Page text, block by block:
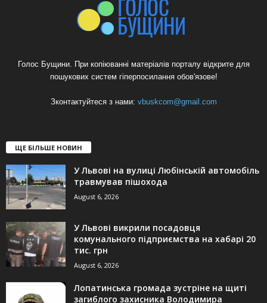
Голос Бущини. При копіюванні матеріалів порталу відкрите для
пошукових систем гіперпосилання обов'язове!
Зконтактуйтеся з нами: vbuskcom@gmail.com
ЩЕ БІЛЬШЕ НОВИН
У Львові на вулиці Любінській автомобіль
травмував пішохода
August 6, 2026
У Львові викрили посадовця
комунального підприємства на хабарі 20
тис. грн
August 6, 2026
Лопатинська громада зустріне на щиті
загиблого захисника Володимира